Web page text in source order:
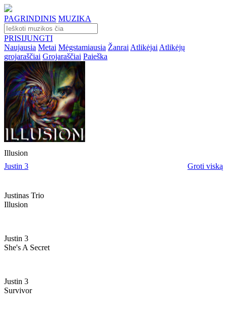
PAGRINDINIS MUZIKA
PRISIJUNGTI
Naujausia Metai Mėgstamiausia Žanrai Atlikėjai Atlikėjų
grojaraščiai Grojaraščiai Paieška
Illusion
Justin 3
Groti viską
Justinas Trio
Illusion
Justin 3
She's A Secret
Justin 3
Survivor